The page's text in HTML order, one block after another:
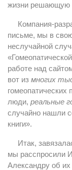
жизни решающую
Компания-
письме, мы в
неслучайной
работе над
вот из многих
люди, реальные
случайно нашли
книги».
Итак,
мы расспросили
Александру об